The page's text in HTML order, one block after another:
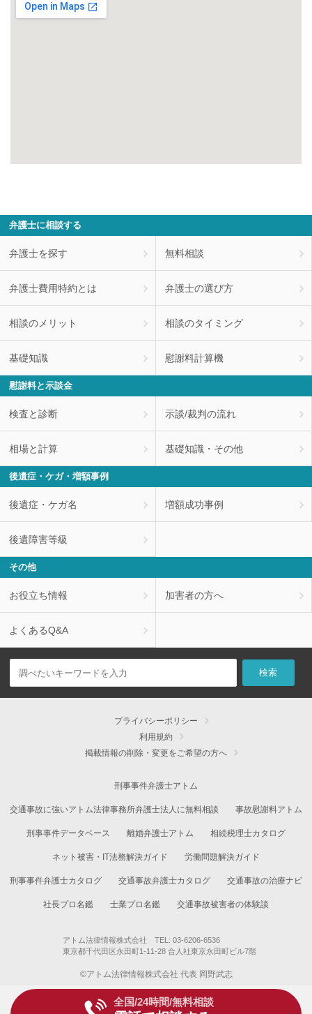
全国/24時間/無料相談
弁護士に相談する
弁護士を探す 無料相談
弁護士費用特約とは 弁護士の選び方
相談のメリット 相談のタイミング
基礎知識 慰謝料計算機
慰謝料と示談金
検査と診断 示談/裁判の流れ
相場と計算 基礎知識・その他
後遺症・ケガ・増額事例
後遺症・ケガ名 増額成功事例
後遺障害等級
その他
お役立ち情報 加害者の方へ
よくあるQ&A
プライバシーポリシー
利用規約
掲載情報の削除・変更をご希望の方へ
刑事事件弁護士アトム
交通事故に強いアトム法律事務所弁護士法人に無料相談 事故慰謝料アトム
刑事事件データベース 離婚弁護士アトム 相続税理士カタログ
ネット被害・IT法務解決ガイド 労働問題解決ガイド
刑事事件弁護士カタログ 交通事故弁護士カタログ 交通事故の治療ナビ
社長プロ名鑑 士業プロ名鑑 交通事故被害者の体験談
アトム法律情報株式会社 TEL: 03-6206-6536
東京都千代田区永田町1-11-28 合人社東京永田町ビル7階
©アトム法律情報株式会社 代表 岡野武志